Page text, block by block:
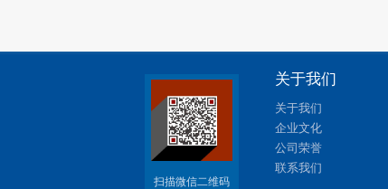
扫描微信二维码
关于我们
关于我们
企业文化
公司荣誉
联系我们